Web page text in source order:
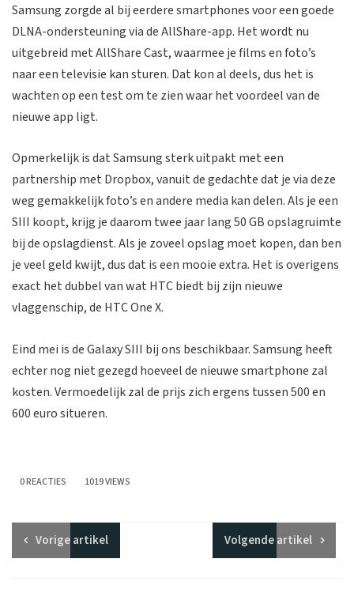
Samsung zorgde al bij eerdere smartphones voor een goede
DLNA-ondersteuning via de AllShare-app. Het wordt nu
uitgebreid met AllShare Cast, waarmee je films en foto’s
naar een televisie kan sturen. Dat kon al deels, dus het is
wachten op een test om te zien waar het voordeel van de
nieuwe app ligt.
Opmerkelijk is dat Samsung sterk uitpakt met een
partnership met Dropbox, vanuit de gedachte dat je via deze
weg gemakkelijk foto’s en andere media kan delen. Als je een
SIII koopt, krijg je daarom twee jaar lang 50 GB opslagruimte
bij de opslagdienst. Als je zoveel opslag moet kopen, dan ben
je veel geld kwijt, dus dat is een mooie extra. Het is overigens
exact het dubbel van wat HTC biedt bij zijn nieuwe
vlaggenschip, de HTC One X.
Eind mei is de Galaxy SIII bij ons beschikbaar. Samsung heeft
echter nog niet gezegd hoeveel de nieuwe smartphone zal
kosten. Vermoedelijk zal de prijs zich ergens tussen 500 en
600 euro situeren.
0 REACTIES 1019 VIEWS
Vorigeartikel Volgendeartikel